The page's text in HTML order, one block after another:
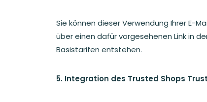
Sie können dieser Verwendung Ihrer E-
über einen dafür vorgesehenen Link in
Basistarifen entstehen.
5. Integration des Trusted Shops